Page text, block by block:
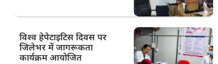
विश्व हेपेटाइटिस दिवस पर
जिलेभर में जागरूकता
कार्यक्रम आयोजित